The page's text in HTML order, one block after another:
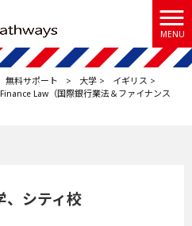
MENU
無料サポート > 大学 > イギリス >
Law（国際銀行業法＆ファイナンス
、シティ校